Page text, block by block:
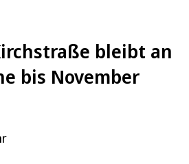
bleibt an
bis November